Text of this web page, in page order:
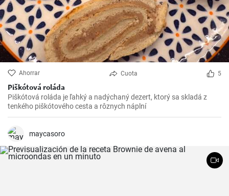
Ahorrar Cuota 5
Piškótová roláda
Piškótová roláda je ľahký a nadýchaný dezert, ktorý sa skladá z
tenkého piškótového cesta a rôznych náplní
maycasoro